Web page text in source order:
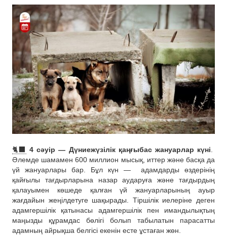
🐈‍⬛ 4 сәуір — Дүниежүзілік қаңғыбас жануарлар күні.
Әлемде шамамен 600 миллион мысық, иттер және басқа да
үй жануарлары бар. Бұл күн —
адамдарды өздерінің
қайғылы тағдырларына назар аударуға және тағдырдың
қалауымен көшеде қалған үй жануарларының ауыр
жағдайын жеңілдетуге шақырады. Тіршілік иелеріне деген
адамгершілік қатынасы адамгершілік пен имандылықтың
маңызды құрамдас бөлігі болып табылатын парасатты
адамның айрықша белгісі екенін есте ұстаған жөн.